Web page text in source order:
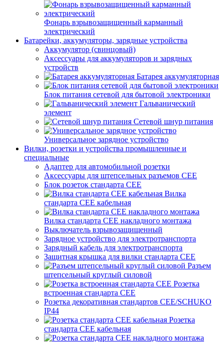
Фонарь взрывозащищенный карманный
электрический
Батарейки, аккумуляторы, зарядные устройства
Аккумулятор (свинцовый)
Аксессуары для аккумуляторов и зарядных
устройств
Батарея аккумуляторная
Блок питания сетевой для бытовой электроники
Гальванический
элемент
Сетевой шнур питания
Универсальное зарядное устройство
Вилки, розетки и устройства промышленные и
специальные
Адаптер для автомобильной розетки
Аксессуары для штепсельных разъемов CEE
Блок розеток стандарта CEE
Вилка
стандарта CEE кабельная
Вилка стандарта CEE накладного монтажа
Выключатель взрывозащищенный
Зарядное устройство для электротранспорта
Зарядный кабель для электротранспорта
Защитная крышка для вилки стандарта CEE
Разъем
штепсельный круглый силовой
Розетка
встроенная стандарта CEE
Розетка декоративная стандартов CEE/SCHUKO
IP44
Розетка
стандарта СЕЕ кабельная